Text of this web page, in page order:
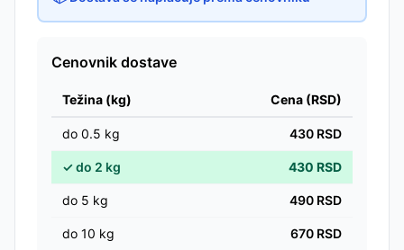
Cenovnik dostave
Težina (kg) Cena (RSD)
do 0.5 kg 430 RSD
✓do 2 kg 430 RSD
do 5 kg 490 RSD
do 10 kg 670 RSD